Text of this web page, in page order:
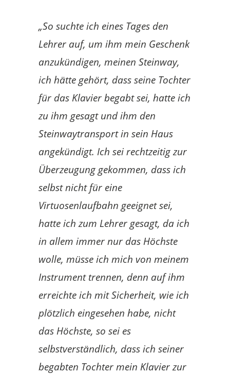
„So suchte ich eines Tages den
Lehrer auf, um ihm mein Geschenk
anzukündigen, meinen Steinway,
ich hätte gehört, dass seine Tochter
für das Klavier begabt sei, hatte ich
zu ihm gesagt und ihm den
Steinwaytransport in sein Haus
angekündigt. Ich seirechtzeitigzur
Überzeugung gekommen, dass ich
selbst nicht für eine
Virtuosenlaufbahn geeignet sei,
hatte ich zum Lehrer gesagt, da ich
in allem immer nur das Höchste
wolle, müsse ich mich von meinem
Instrument trennen, denn auf ihm
erreichte ich mit Sicherheit, wie ich
plötzlich eingesehen habe, nicht
das Höchste, so sei es
selbstverständlich, dass ich seiner
begabten Tochter mein Klavier zur